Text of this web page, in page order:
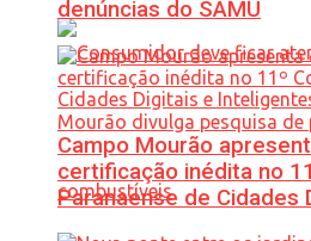
denúncias do SAMU
Campo Mourão
certificação inédita no
Paranaense de